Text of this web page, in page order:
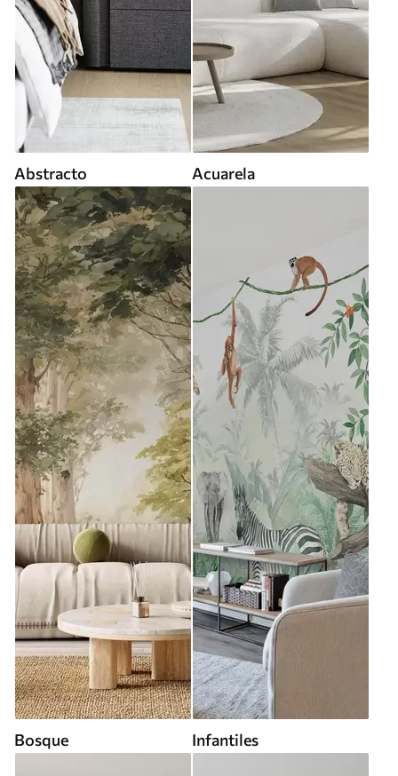
Abstracto Acuarela
Bosque Infantiles